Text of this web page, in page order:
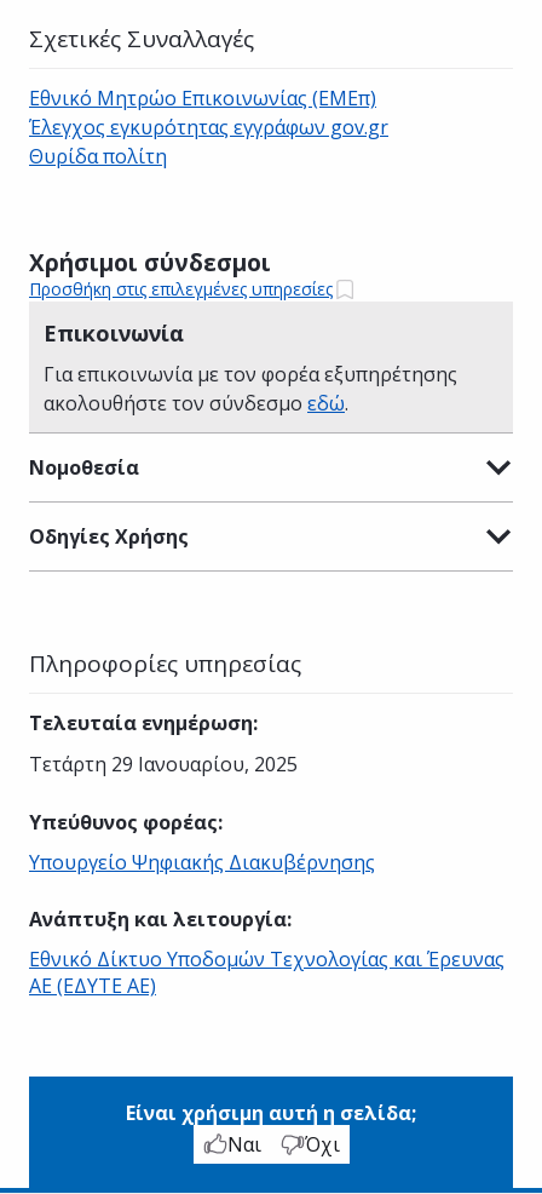
Χρήσιμοι σύνδεσμοι
Προσθήκη στις επιλεγμένες υπηρεσίες
Επικοινωνία
Για επικοινωνία με τον φορέα εξυπηρέτησης
ακολουθήστε τον σύνδεσμο εδώ.
Νομοθεσία
Οδηγίες Χρήσης
Σχετικές Συναλλαγές
Εθνικό Μητρώο Επικοινωνίας (ΕΜΕπ)
Έλεγχος εγκυρότητας εγγράφων gov.gr
Θυρίδα πολίτη
Πληροφορίες υπηρεσίας
Τελευταία ενημέρωση:
Τετάρτη 29 Ιανουαρίου, 2025
Υπεύθυνος φορέας:
Υπουργείο Ψηφιακής Διακυβέρνησης
Ανάπτυξη και λειτουργία:
Εθνικό Δίκτυο Υποδομών Τεχνολογίας και Έρευνας
ΑΕ (ΕΔΥΤΕ ΑΕ)
Είναι χρήσιμη αυτή η σελίδα;
Ναι
Όχι